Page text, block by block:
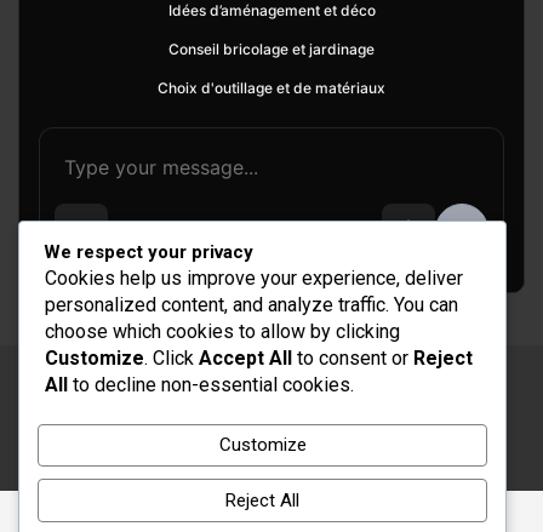
Idées d’aménagement et déco
Conseil bricolage et jardinage
Choix d'outillage et de matériaux
Copyright © 2026Rénovation et Décoration
Thème par :Theme Horse
Fièrement propulsé par :
We respect your privacy
Cookies help us improve your experience, deliver
personalized content, and analyze traffic. You can
choose which cookies to allow by clicking
Customize. Click Accept All to consent or Reject
All to decline non-essential cookies.
Customize
Reject All